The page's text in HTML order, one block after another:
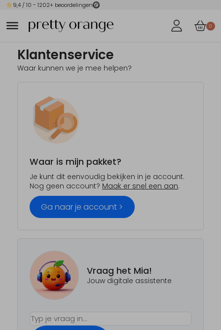
9,4 / 10 - 1202+ beoordelingen
0
Klantenservice
Waar kunnen we je mee helpen?
Waar is mijn pakket?
Je kunt dit eenvoudig bekijken in je account.
Nog geen account? Maak er snel een aan.
Ga naar je account >
Vraag het Mia!
Jouw digitale assistente